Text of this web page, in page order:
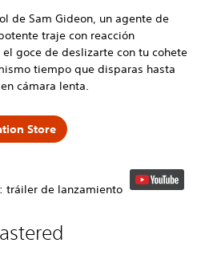
de Sam Gideon, un agente de
traje con reacción
goce de deslizarte con tu cohete
tiempo que disparas hasta
cámara lenta.
Store